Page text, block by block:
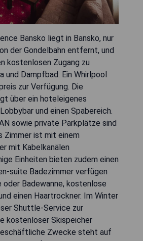
Bansko liegt in Bansko, nur
der Gondelbahn entfernt, und
kostenlosen Zugang zu
und Dampfbad. Ein Whirlpool
zur Verfügung. Die
über ein hoteleigenes
und einen Spabereich.
sowie private Parkplätze sind
Zimmer ist mit einem
mit Kabelkanälen
Einheiten bieten zudem einen
suite Badezimmer verfügen
oder Badewanne, kostenlose
einen Haartrockner. Im Winter
Shuttle-Service zur
kostenloser Skispeicher
Zwecke steht auf